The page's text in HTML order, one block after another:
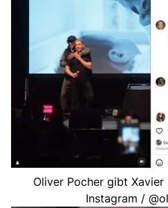
Oliver Pocher gibt
Instagram /